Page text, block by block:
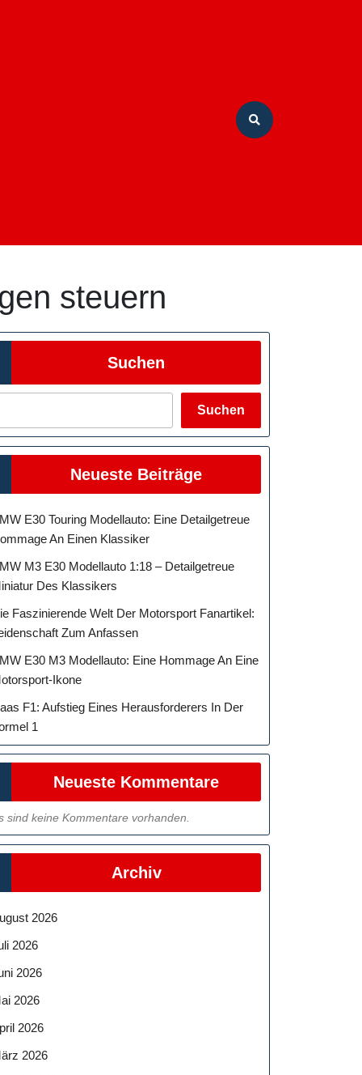
steuern
Suchen
Suchen
Neueste Beiträge
E30 Touring Modellauto: Eine Detailgetreue
An Einen Klassiker
M3 E30 Modellauto 1:18 – Detailgetreue
Des Klassikers
Faszinierende Welt Der Motorsport Fanartikel:
Zum Anfassen
E30 M3 Modellauto: Eine Hommage An Eine
Ikone
F1: Aufstieg Eines Herausforderers In Der
1
Neueste Kommentare
sind keine Kommentare vorhanden.
Archiv
2026
2026
2026
2026
2026
2026